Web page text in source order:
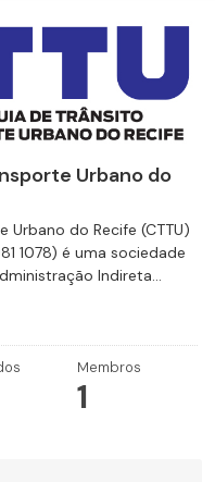
Urbano do
Urbano do Recife (CTTU)
1078) é uma sociedade
Indireta...
Membros
1